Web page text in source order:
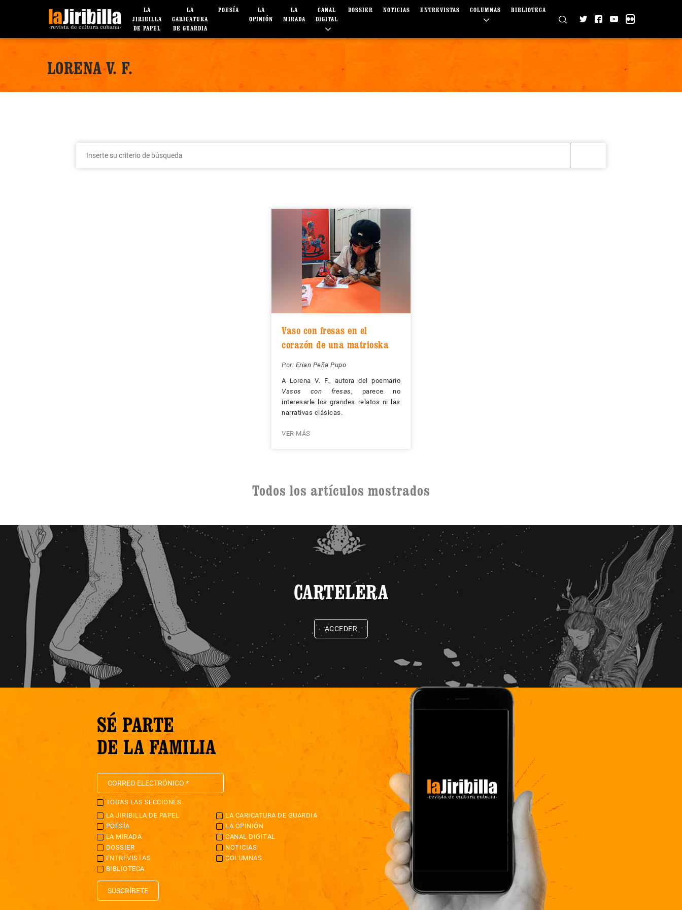
LA
JIRIBILLA
DE PAPEL
LA
CARICATURA
DE GUARDIA
POESÍA
LA
OPINIÓN
LA
MIRADA
CANAL
DIGITAL
DOSSIER NOTICIAS ENTREVISTAS COLUMNAS BIBLIOTECA
LORENA V. F.
Vaso con fresas en el
corazón de una matrioska
Por: Erian Peña Pupo
A Lorena V. F., autora del poemario
Vasos con fresas, parece no
interesarle los grandes relatos ni las
narrativas clásicas.
VER MÁS
Todos los artículos mostrados
CARTELERA
ACCEDER
SÉ PARTE
DE LA FAMILIA
TODAS LAS SECCIONES
LA JIRIBILLA DE PAPEL
LA CARICATURA DE GUARDIA
POESÍA
LA OPINIÓN
LA MIRADA
CANAL DIGITAL
DOSSIER
NOTICIAS
ENTREVISTAS
COLUMNAS
BIBLIOTECA
SUSCRÍBETE